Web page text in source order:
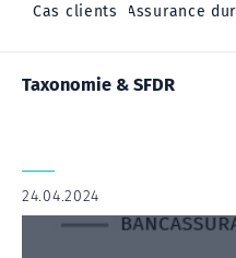
Cas client - Assurance
Cas clients
Taxonomie & SFDR
24.04.2024